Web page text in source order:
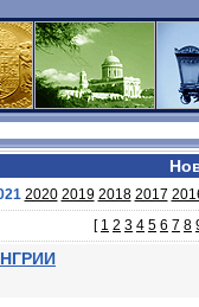
2020 2019 2018 2017
[ 1 2 3 4 5 6 7 8